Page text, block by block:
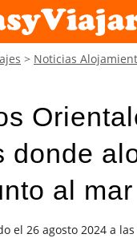
Noticias
donde
al mar
el 26 agosto 2024 a las